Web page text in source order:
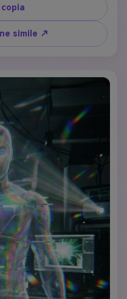
Aggiungi uno sfondo
di prospettiva della
caratteristiche distintive
allo stesso tempo lo
simile ↗